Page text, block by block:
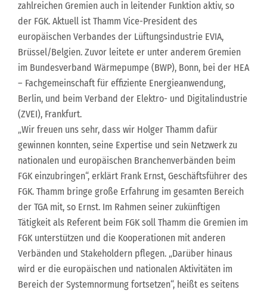
zahlreichen Gremien auch in leitender Funktion aktiv, so
der FGK. Aktuell ist Thamm Vice-President des
europäischen Verbandes der Lüftungsindustrie EVIA,
Brüssel/Belgien. Zuvor leitete er unter anderem Gremien
im Bundesverband Wärmepumpe (BWP), Bonn, bei der HEA
– Fachgemeinschaft für effiziente Energieanwendung,
Berlin, und beim Verband der Elektro- und Digitalindustrie
(ZVEI), Frankfurt.
„Wir freuen uns sehr, dass wir Holger Thamm dafür
gewinnen konnten, seine Expertise und sein Netzwerk zu
nationalen und europäischen Branchenverbänden beim
FGK einzubringen“, erklärt Frank Ernst, Geschäftsführer des
FGK. Thamm bringe große Erfahrung im gesamten Bereich
der TGA mit, so Ernst. Im Rahmen seiner zukünftigen
Tätigkeit als Referent beim FGK soll Thamm die Gremien im
FGK unterstützen und die Kooperationen mit anderen
Verbänden und Stakeholdern pflegen. „Darüber hinaus
wird er die europäischen und nationalen Aktivitäten im
Bereich der Systemnormung fortsetzen“, heißt es seitens